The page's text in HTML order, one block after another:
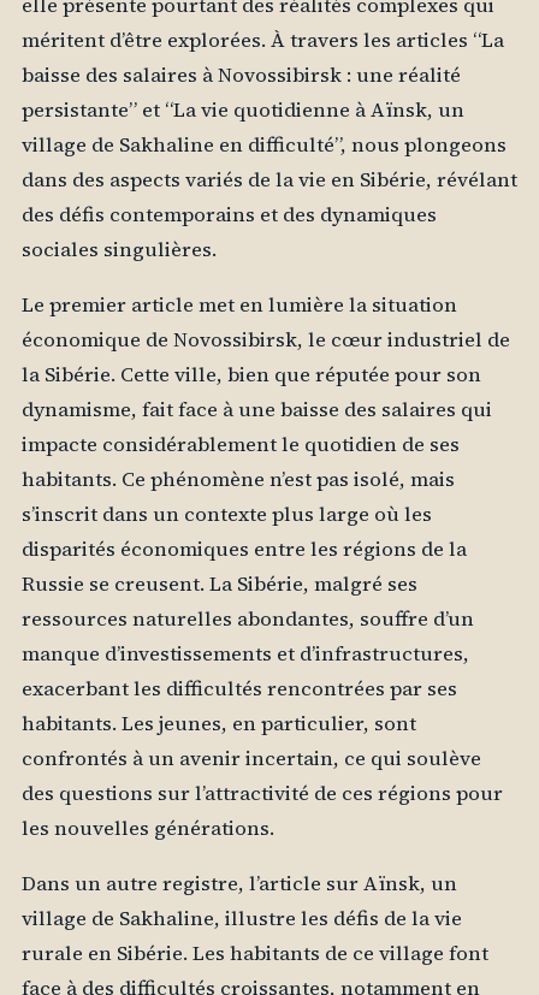
méritent d’être explorées. À travers les articles “La
baisse des salaires à Novossibirsk : une réalité
persistante” et “La vie quotidienne à Aïnsk, un
village de Sakhaline en difficulté”, nous plongeons
dans des aspects variés de la vie en Sibérie, révélant
des défis contemporains et des dynamiques
sociales singulières.
Le premier article met en lumière la situation
économique de Novossibirsk, le cœur industriel de
la Sibérie. Cette ville, bien que réputée pour son
dynamisme, fait face à une baisse des salaires qui
impacte considérablement le quotidien de ses
habitants. Ce phénomène n’est pas isolé, mais
s’inscrit dans un contexte plus large où les
disparités économiques entre les régions de la
Russie se creusent. La Sibérie, malgré ses
ressources naturelles abondantes, souffre d’un
manque d’investissements et d’infrastructures,
exacerbant les difficultés rencontrées par ses
habitants. Les jeunes, en particulier, sont
confrontés à un avenir incertain, ce qui soulève
des questions sur l’attractivité de ces régions pour
les nouvelles générations.
Dans un autre registre, l’article sur Aïnsk, un
village de Sakhaline, illustre les défis de la vie
rurale en Sibérie. Les habitants de ce village font
face à des difficultés croissantes, notamment en